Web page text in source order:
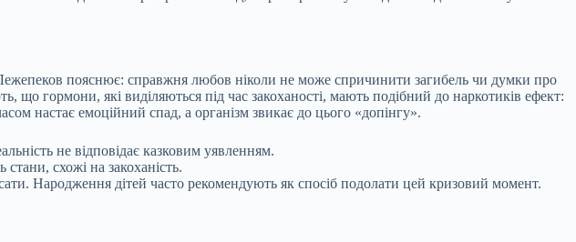
пояснює: справжня любов ніколи не може спричинити загибель чи думки про
що гормони, які виділяються під час закоханості, мають подібний до наркотиків ефект:
настає емоційний спад, а організм звикає до цього «допінгу».
не відповідає казковим уявленням.
схожі на закоханість.
Народження дітей часто рекомендують як спосіб подолати цей кризовий момент.